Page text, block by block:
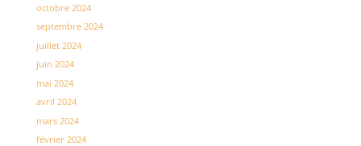
octobre 2024
septembre 2024
juillet 2024
juin 2024
mai 2024
avril 2024
mars 2024
février 2024